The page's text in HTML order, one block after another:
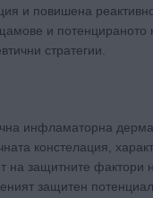
и повишена
и потенцираното
стратегии.
инфламаторна
констелация,
на защитните
защитен